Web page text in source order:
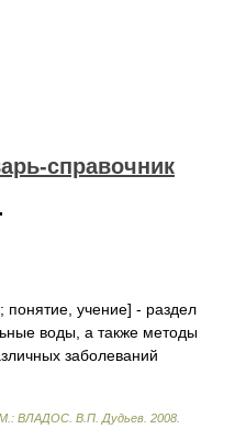
справочник
понятие, учение] - раздел
воды, а также методы
заболеваний
М.: ВЛАДОС В.П. Дудьев 2008